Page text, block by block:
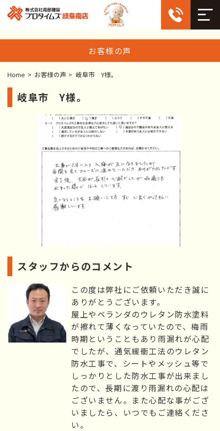
お客様の声
Home > お客様の声 > 岐阜市 Y様。
岐阜市 Y様。
スタッフからのコメント
この度は弊社にご依頼いただき誠に
ありがとうございます。
屋上やベランダのウレタン防水塗料
が擦れて薄くなっていたので、梅雨
時期ということもあり雨漏れが心配
でしたが、通気緩衝工法のウレタン
防水工事で、シートやメッシュ等で
しっかりとした防水工事が出来まし
たので、長期に渡り雨漏れの心配は
ございません。また心配な事がござ
いましたら、いつでもご連絡くださ
い。